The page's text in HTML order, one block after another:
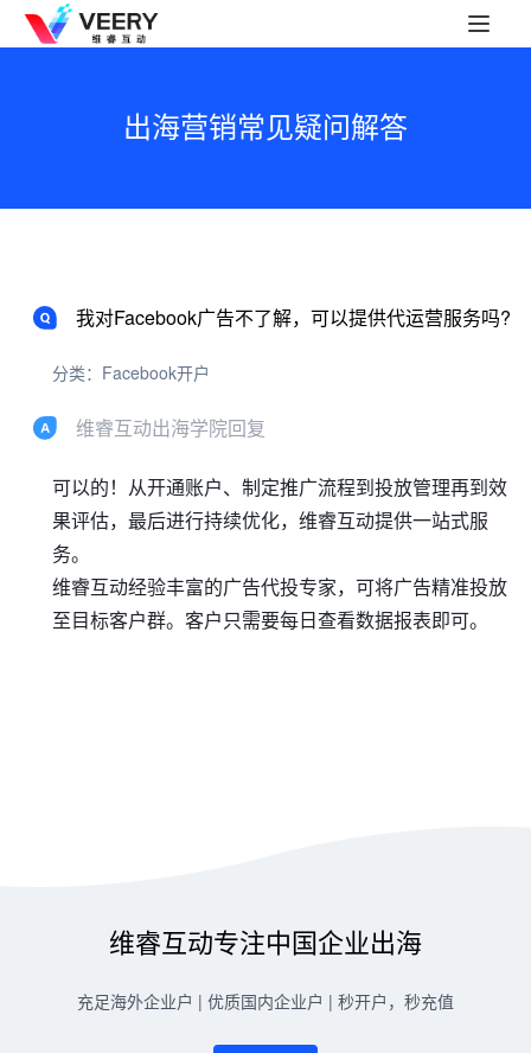
出海营销常见疑问解答
我对Facebook广告不了解，可以提供代运营服务吗?
分类：Facebook开户
维睿互动出海学院回复
可以的！从开通账户、制定推广流程到投放管理再到效
果评估，最后进行持续优化，维睿互动提供一站式服
务。
维睿互动经验丰富的广告代投专家，可将广告精准投放
至目标客户群。客户只需要每日查看数据报表即可。
维睿互动专注中国企业出海
充足海外企业户 | 优质国内企业户 | 秒开户，秒充值